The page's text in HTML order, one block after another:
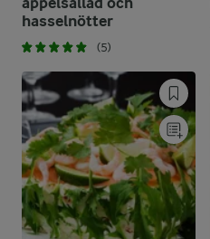
hasselnötter
(5)